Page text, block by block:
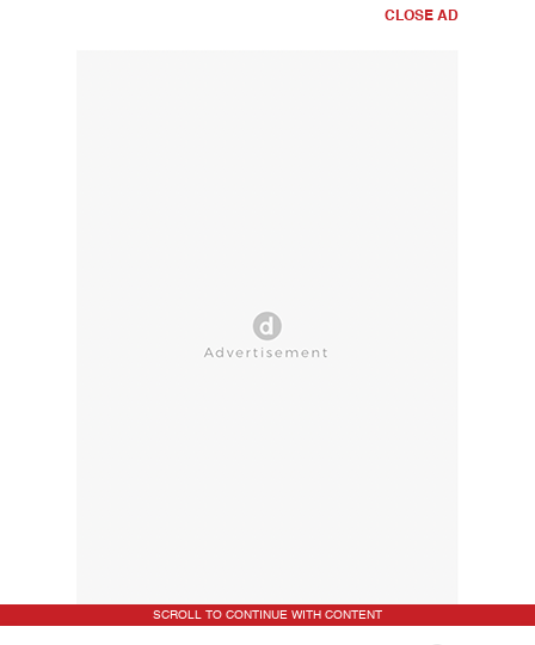
CLOSE AD
SCROLL TO CONTINUE WITH CONTENT